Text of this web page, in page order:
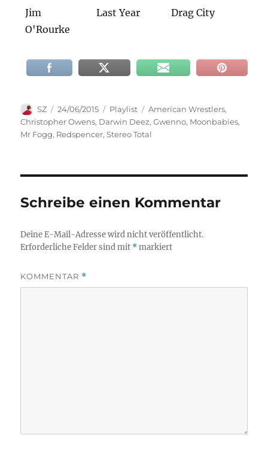
Jim
O'Rourke
Last Year Drag City
Autor
SZ
Veröffentlicht
am
24/06/2015 Kategorien
Playlist Schlagwörter
American Wrestlers,
Christopher Owens, Darwin Deez,Gwenno, Moonbabies,
Mr Fogg, Redspencer,Stereo Total
Schreibe einen Kommentar
Deine E-Mail-Adresse wird nicht veröffentlicht.
Erforderliche Felder sind mit *markiert
KOMMENTAR *